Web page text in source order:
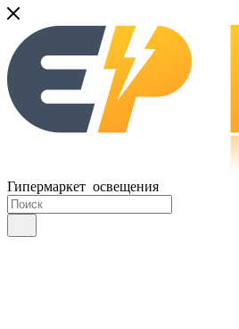
Гипермаркет освещения